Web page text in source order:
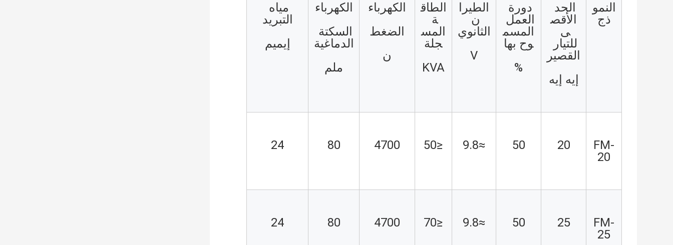
النمو
ذج
الأقص
القصير
إيه إيه
المسم
وح بها
%
الطيرا
الثانوي
V
الطاق
المس
جلة
KVA
الكهرباء
الضغط
ن
الكهرباء
الدماغية
ملم
التبريد
إيميم
FM-
20
20
50
≈9.8
≤50
4700
80
24
FM-
25
25
50
≈9.8
≤70
4700
80
24